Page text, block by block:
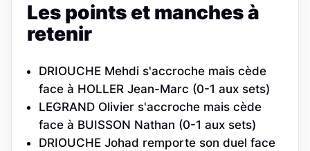
Les points et manches à
retenir
DRIOUCHE Mehdi s'accroche mais cède
face à HOLLER Jean-Marc (0-1 aux sets)
LEGRAND Olivier s'accroche mais cède
face à BUISSON Nathan (0-1 aux sets)
DRIOUCHE Johad remporte son duel face